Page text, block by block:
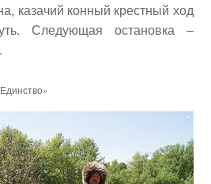
казачий конный крестный ход
Следующая остановка –